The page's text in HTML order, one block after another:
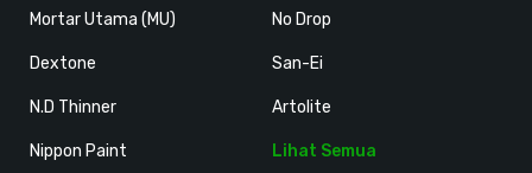
Mortar Utama (MU)
Dextone
N.D Thinner
Nippon Paint
No Drop
San-Ei
Artolite
Lihat Semua